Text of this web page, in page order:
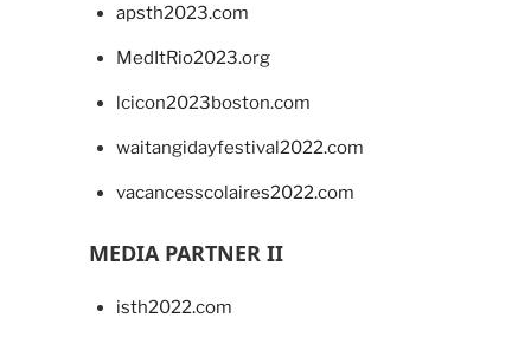
apsth2023.com
MedItRio2023.org
lcicon2023boston.com
waitangidayfestival2022.com
vacancesscolaires2022.com
MEDIA PARTNER II
isth2022.com